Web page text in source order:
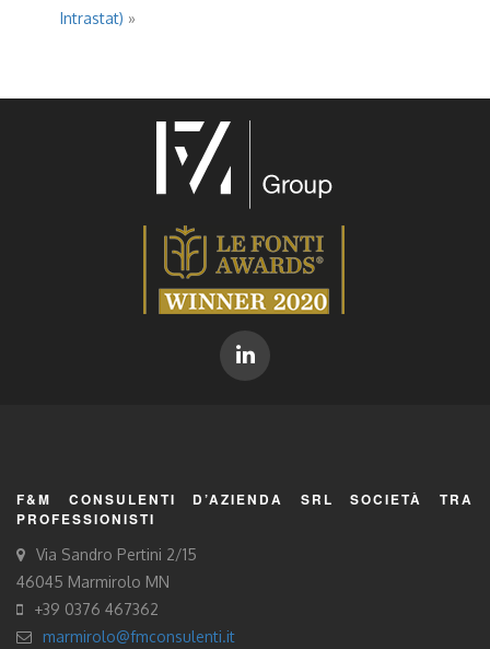
Intrastat) »
F&M CONSULENTI D’AZIENDA SRL SOCIETÀ TRA
PROFESSIONISTI
Via Sandro Pertini 2/15
46045 Marmirolo MN
+39 0376 467362
marmirolo@fmconsulenti.it